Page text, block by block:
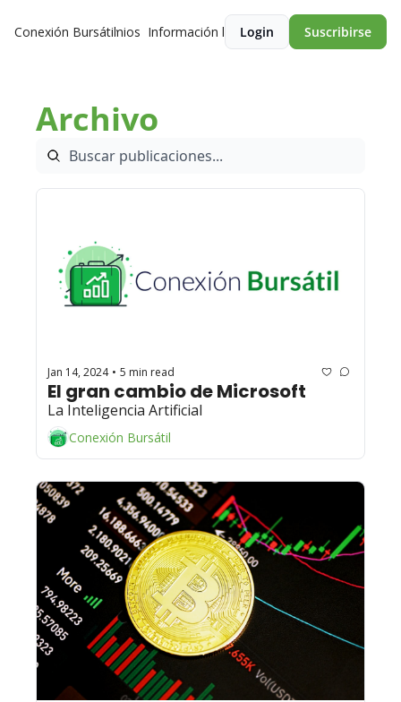
Conexión BursátilPremios Información legalLogin Suscribirse
Archivo
Jan 14, 2024 • 5 min read
La Inteligencia Artificial
Conexión Bursátil